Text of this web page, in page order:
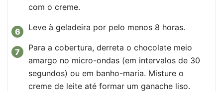
com o creme.
Leve à geladeira por pelo menos 8 horas.
Para a cobertura, derreta o chocolate meio
amargo no micro-ondas (em intervalos de 30
segundos) ou em banho-maria. Misture o
creme de leite até formar um ganache liso.